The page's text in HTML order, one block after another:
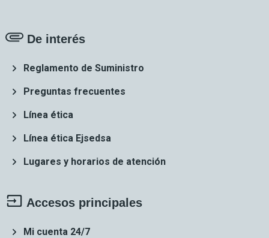
De interés
Reglamento de Suministro
Preguntas frecuentes
Línea ética
Línea ética Ejsedsa
Lugares y horarios de atención
Accesos principales
Mi cuenta 24/7